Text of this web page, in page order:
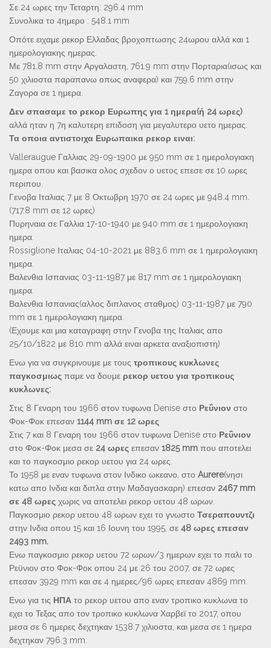
Σε 24 ωρες την Τεταρτη: 296.4 mm
Συνολικα το 4ημερο : 548.1 mm
Οπότε ειχαμε ρεκορ Ελλαδας βροχοπτωσης 24ωρου αλλά και 1
ημερολογιακης ημερας.
Με 781.8 mm στην Αργαλαστη, 761.9 mm στην Πορταρια(ισως και
50 χιλιοστα παραπανω οπως αναφερα) και 759.6 mm στην
Ζαγορα σε 1 ημερα.
Δεν σπασαμε το ρεκορ Ευρωπης για 1 ημερα(ή 24 ωρες)
αλλά ηταν η 7η καλυτερη επιδοση για μεγαλυτερο υετο ημερας.
Τα οποια αντιστοιχα Ευρωπαικα ρεκορ ειναι:
Valleraugue Γαλλιας 29-09-1900 με 950 mm σε 1 ημερολογιακη
ημερα οπου και βασικα ολος σχεδον ο υετος επεσε σε 10 ωρες
περιπου.
Γενοβα Ιταλιας 7 με 8 Οκτωβρη 1970 σε 24 ωρες με 948.4 mm.
(717.8 mm σε 12 ωρες)
Πυρηναια σε Γαλλια 17-10-1940 με 940 mm σε 1 ημερολογιακη
ημερα.
Rossiglione Ιταλιας 04-10-2021 με 883.6 mm σε 1 ημερολογιακη
ημερα.
Βαλενθια Ισπανιας 03-11-1987 με 817 mm σε 1 ημερολογιακη
ημερα.
Βαλενθια Ισπανιας(αλλος διπλανος σταθμος) 03-11-1987 με 790
mm σε 1 ημερολογιακη ημερα.
(Εχουμε και μια καταγραφη στην Γενοβα της Ιταλιας απο
25/10/1822 με 810 mm αλλά ειναι αρκετα αναξιοπιστη)
Ενω για να συγκρινουμε με τους τροπικους κυκλωνες
παγκοσμιως παμε να δουμε ρεκορ υετου για τροπικους
κυκλωνες:
Στις 8 Γεναρη του 1966 στον τυφωνα Denise στο Ρεΰνιον στο
Φοκ-Φοκ επεσαν 1144 mm σε 12 ωρες
Στις 7 και 8 Γεναρη του 1966 στον τυφωνα Denise στο Ρεΰνιον
στο Φοκ-Φοκ μεσα σε 24 ωρες επεσαν 1825 mm που αποτελει
και το παγκοσμιο ρεκορ υετου για 24 ωρες.
Το 1958 με εναν τυφωνα στον Ινδικο ωκεανο, στο Aurere(νησι
κατω απο Ινδια και διπλα στην Μαδαγασκαρη) επεσαν 2467 mm
σε 48 ωρες χωρις να αποτελει ρεκορ υετου 48 ωρων.
Παγκοσμιο ρεκορ υετου 48 ωρων εχει το γνωστο Τσεραπουντζι
στην Ινδια οπου 15 και 16 Ιουνη του 1995, σε 48 ωρες επεσαν
2493 mm.
Ενω παγκοσμιο ρεκορ υετου 72 ωρων/3 ημερων εχει το παλι το
Ρεϋνιον στο Φοκ-Φοκ οπου 24 με 26 του 2007, σε 72 ωρες
επεσαν 3929 mm και σε 4 ημερες/96 ωρες επεσαν 4869 mm.
Ενω για τις ΗΠΑ το ρεκορ υετου απο εναν τροπικο κυκλωνα το
εχει το Τεξας απο τον τροπικο κυκλωνα Χαρβεϊ το 2017, οπου
μεσα σε 6 ημερες δεχτηκαν 1538.7 χιλιοστα, και μεσα σε 1 ημερα
δεχτηκαν 796.3 mm.